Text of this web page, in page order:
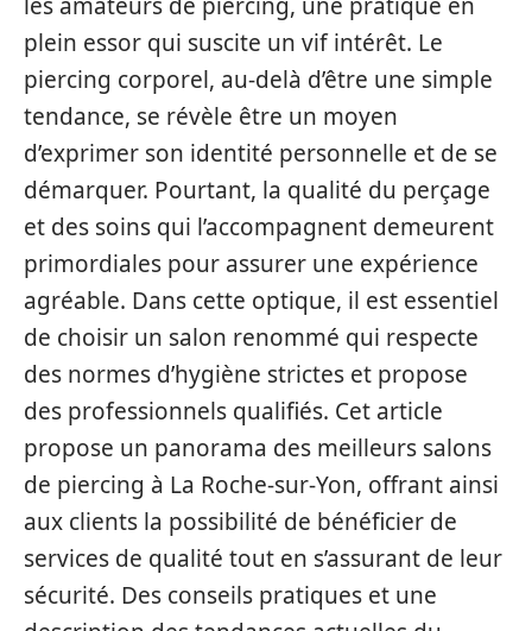
plein essor qui suscite un vif intérêt. Le
piercing corporel, au-delà d’être une simple
tendance, se révèle être un moyen
d’exprimer son identité personnelle et de se
démarquer. Pourtant, la qualité du perçage
et des soins qui l’accompagnent demeurent
primordiales pour assurer une expérience
agréable. Dans cette optique, il est essentiel
de choisir un salon renommé qui respecte
des normes d’hygiène strictes et propose
des professionnels qualifiés. Cet article
propose un panorama des meilleurs salons
de piercing à La Roche-sur-Yon, offrant ainsi
aux clients la possibilité de bénéficier de
services de qualité tout en s’assurant de leur
sécurité. Des conseils pratiques et une